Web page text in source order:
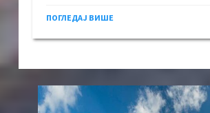
ПОГЛЕДАЈ ВИШЕ